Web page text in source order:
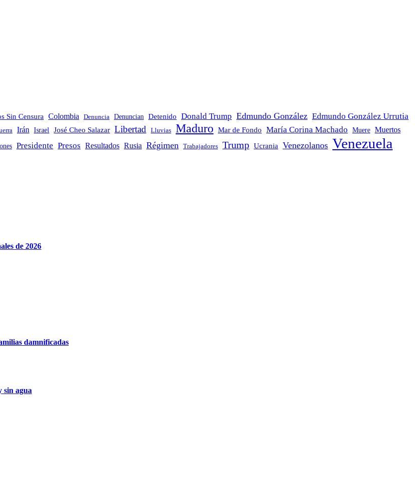
Sin Censura Colombia Denuncia Denuncian Detenido Donald Trump Edmundo González Edmundo González Urrutia
Irán Israel José Cheo Salazar Libertad Lluvias Maduro Mar de Fondo María Corina Machado Muere Muertos
Presidente Presos Resultados Rusia Régimen Trabajadores Trump Ucrania Venezolanos Venezuela
de 2026
damnificadas
sin agua